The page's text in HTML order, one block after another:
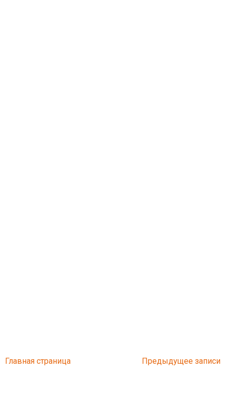
Предыдущее
Главная страница